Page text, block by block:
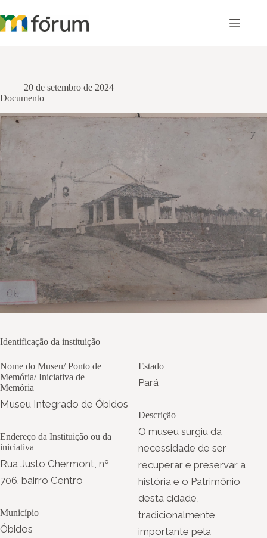
para
o
20 de setembro de 2024
Documento
Identificação da instituição
Nome do Museu/ Ponto de
Memória/ Iniciativa de
Memória
Museu Integrado de Óbidos
Endereço da Instituição ou da
iniciativa
Rua Justo Chermont, nº
706. bairro Centro
Município
Óbidos
Estado
Pará
Descrição
O museu surgiu da
necessidade de ser
recuperar e preservar a
história e o Patrimônio
desta cidade,
tradicionalmente
importante pela